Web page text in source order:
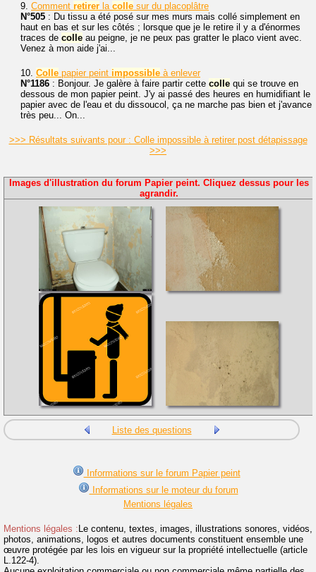
9. Comment retirer la colle sur du placoplâtre
N°505 : Du tissu a été posé sur mes murs mais collé simplement en
haut en bas et sur les côtés ; lorsque que je le retire il y a d'énormes
traces de colle au peigne, je ne peux pas gratter le placo vient avec.
Venez à mon aide j'ai...
10. Colle papier peint impossible à enlever
N°1186 : Bonjour. Je galère à faire partir cette colle qui se trouve en
dessous de mon papier peint. J'y ai passé des heures en humidifiant le
papier avec de l'eau et du dissoucol, ça ne marche pas bien et j'avance
très peu... On...
>>> Résultats suivants pour : Colle impossible à retirer post détapissage
>>>
Images d'illustration du forum Papier peint. Cliquez dessus pour les
agrandir.
Liste des questions
Informations sur le forum Papier peint
Informations sur le moteur du forum
Mentions légales
Mentions légales : Le contenu, textes, images, illustrations sonores, vidéos,
photos, animations, logos et autres documents constituent ensemble une
œuvre protégée par les lois en vigueur sur la propriété intellectuelle (article
L.122-4).